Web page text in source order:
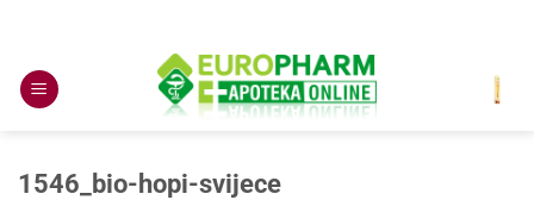
content
1546_bio-hopi-svijece